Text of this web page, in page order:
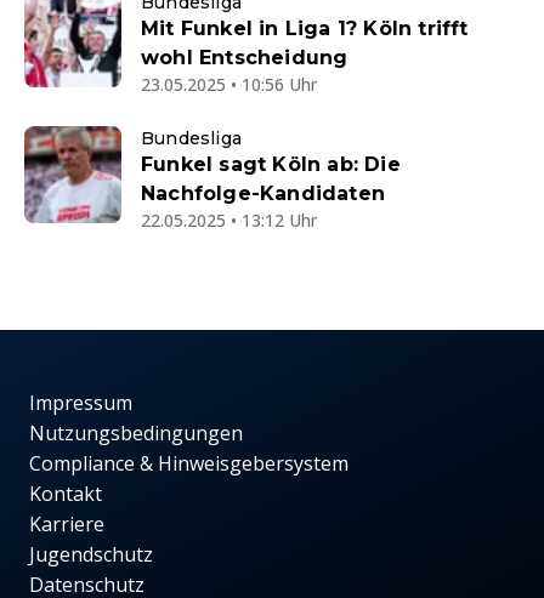
Mit Funkel in Liga 1? Köln trifft
wohl Entscheidung
23.05.2025 • 10:56 Uhr
Bundesliga
Funkel sagt Köln ab: Die
Nachfolge-Kandidaten
22.05.2025 • 13:12 Uhr
Impressum
Nutzungsbedingungen
Compliance & Hinweisgebersystem
Kontakt
Karriere
Jugendschutz
Datenschutz